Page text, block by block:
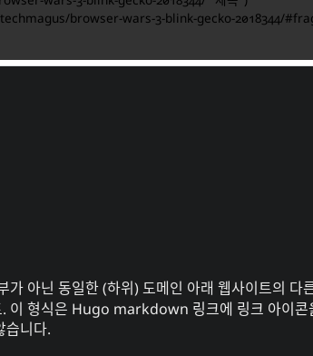
browser-wars-3-blink-gecko-2018344/
가 아닌 동일한 (하위) 도메인 아래 웹사이트의 다
이 형식은 Hugo markdown 링크에 링크 아이콘
습니다.